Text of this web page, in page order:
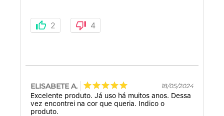
2 4
ELISABETE A. 18/05/2024
Excelente produto. Já uso há muitos anos. Dessa
vez encontrei na cor que queria. Indico o
produto.